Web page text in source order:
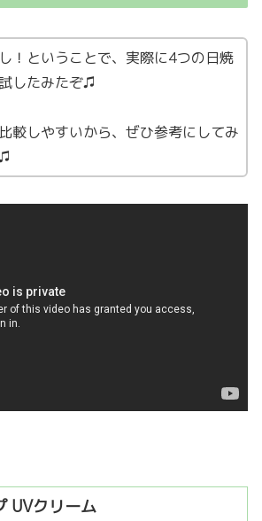
！ということで、実際に4つの日焼
したみたぞ♫
較しやすいから、ぜひ参考にしてみ
UVクリーム